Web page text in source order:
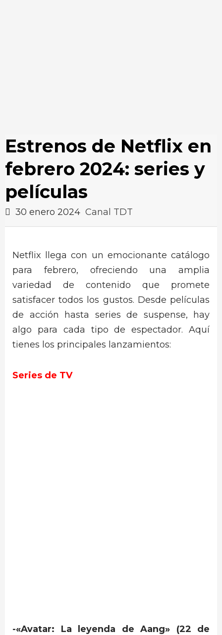
Estrenos de Netflix en
febrero 2024: series y
películas
30 enero 2024 Canal TDT
Netflix llega con un emocionante catálogo
para febrero, ofreciendo una amplia
variedad de contenido que promete
satisfacer todos los gustos. Desde películas
de acción hasta series de suspense, hay
algo para cada tipo de espectador. Aquí
tienes los principales lanzamientos:
Series de TV
-«Avatar: La leyenda de Aang» (22 de